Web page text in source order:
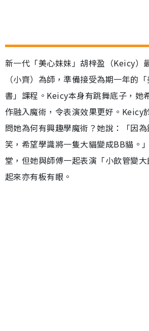
新一代「美心妹妹」胡梓盈（Keicy）
（小齊）為師，準備接受為期一年的
書」課程。Keicy本身有跳舞底子，她
作融入魔術，令表演效果更好。Keicy
問她為何有興趣學魔術？她說：「因
笑，希望學識將一隻大貓變成BB貓。
堂，但她與師傅一起表演「小飲管變
起來亦有板有眼。